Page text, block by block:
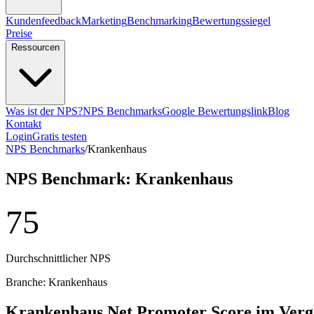
KundenfeedbackMarketingBenchmarkingBewertungssiegel
Preise
Ressourcen
Was ist der NPS?NPS BenchmarksGoogle BewertungslinkBlog
Kontakt
LoginGratis testen
NPS Benchmarks/Krankenhaus
NPS Benchmark: Krankenhaus
75
Durchschnittlicher NPS
Branche: Krankenhaus